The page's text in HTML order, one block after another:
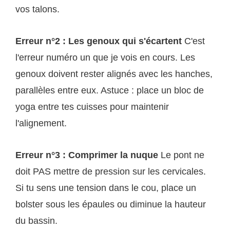
vos talons.
Erreur n°2 : Les genoux qui s'écartent C'est
l'erreur numéro un que je vois en cours. Les
genoux doivent rester alignés avec les hanches,
parallèles entre eux. Astuce : place un bloc de
yoga entre tes cuisses pour maintenir
l'alignement.
Erreur n°3 : Comprimer la nuque Le pont ne
doit PAS mettre de pression sur les cervicales.
Si tu sens une tension dans le cou, place un
bolster sous les épaules ou diminue la hauteur
du bassin.